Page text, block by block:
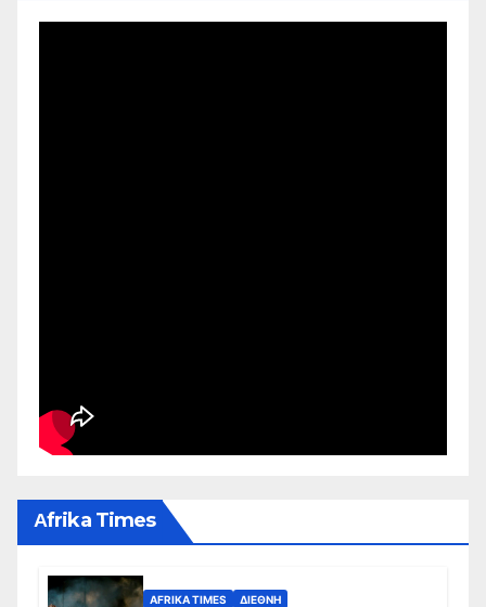
Αfrika Times
AFRIKA TIMES ΔΙΕΘΝΉ